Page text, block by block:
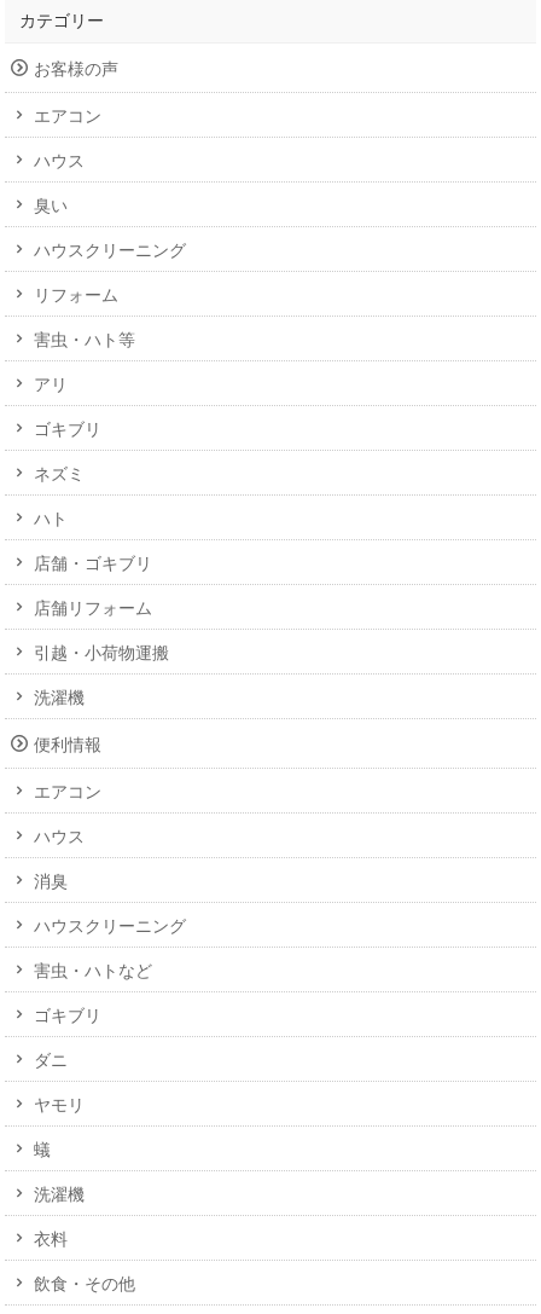
カテゴリー
お客様の声
エアコン
ハウス
臭い
ハウスクリーニング
リフォーム
害虫・ハト等
アリ
ゴキブリ
ネズミ
ハト
店舗・ゴキブリ
店舗リフォーム
引越・小荷物運搬
洗濯機
便利情報
エアコン
ハウス
消臭
ハウスクリーニング
害虫・ハトなど
ゴキブリ
ダニ
ヤモリ
蟻
洗濯機
衣料
飲食・その他